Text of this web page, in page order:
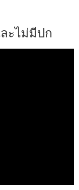
ะไม่มีปก